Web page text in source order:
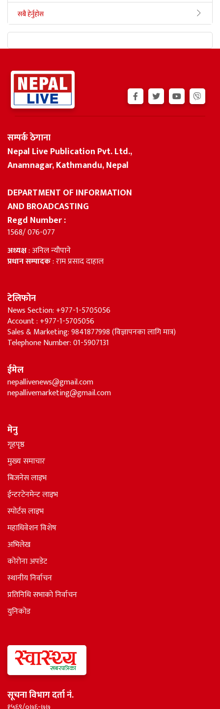
सबै हेर्नुहोस
सम्पर्क ठेगाना
Nepal Live Publication Pvt. Ltd.,
Anamnagar, Kathmandu, Nepal
DEPARTMENT OF INFORMATION
AND BROADCASTING
Regd Number :
1568/ 076-077
अध्यक्ष: अनिल न्यौपाने
प्रधान सम्पादक: राम प्रसाद दाहाल
टेलिफोन
News Section: +977-1-5705056
Account : +977-1-5705056
Sales & Marketing: 9841877998 (विज्ञापनका लागि मात्र)
Telephone Number: 01-5907131
ईमेल
nepallivenews@gmail.com
nepallivemarketing@gmail.com
मेनु
गृहपृष्ठ
मुख्य समाचार
बिजनेस लाइभ
ईन्टरटेनमेन्ट लाइभ
स्पोर्टस लाइभ
महाधिवेशन विशेष
अभिलेख
कोरोना अपडेट
स्थानीय निर्वाचन
प्रतिनिधि सभाकाे निर्वाचन
युनिकोड
सूचना विभाग दर्ता नं.